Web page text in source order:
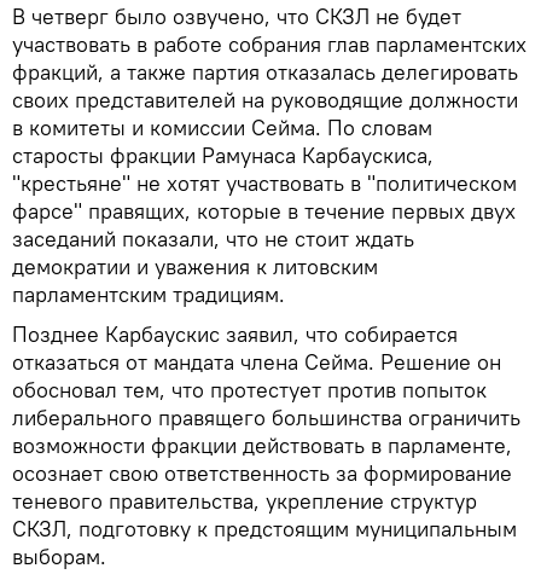
В четверг было озвучено, что СКЗЛ не будет
участвовать в работе собрания глав парламентских
фракций, а также партия отказалась делегировать
своих представителей на руководящие должности
в комитеты и комиссии Сейма. По словам
старосты фракции Рамунаса Карбаускиса,
"крестьяне" не хотят участвовать в "политическом
фарсе" правящих, которые в течение первых двух
заседаний показали, что не стоит ждать
демократии и уважения к литовским
парламентским традициям.
Позднее Карбаускис заявил, что собирается
отказаться от мандата члена Сейма. Решение он
обосновал тем, что протестует против попыток
либерального правящего большинства ограничить
возможности фракции действовать в парламенте,
осознает свою ответственность за формирование
теневого правительства, укрепление структур
СКЗЛ, подготовку к предстоящим муниципальным
выборам.